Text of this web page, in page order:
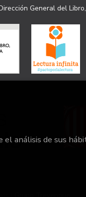
General del
análisis de sus